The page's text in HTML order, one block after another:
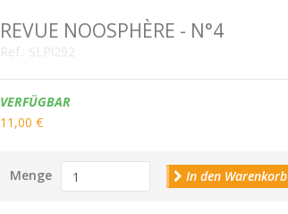
REVUE NOOSPHÈRE - N°4
Ref.: SLPl292
Verfügbarkeit:
VERFÜGBAR
11,00 €
Menge In den Warenkorb